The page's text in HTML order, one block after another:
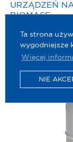
Ta strona
wygodniejsze
Więcej
NIE
URZĄDZEŃ
BIOMASĘ